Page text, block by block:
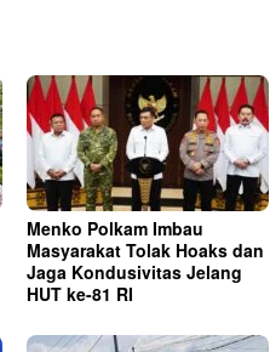
Menko Polkam Imbau
Masyarakat Tolak Hoaks dan
Jaga Kondusivitas Jelang
HUT ke-81 RI